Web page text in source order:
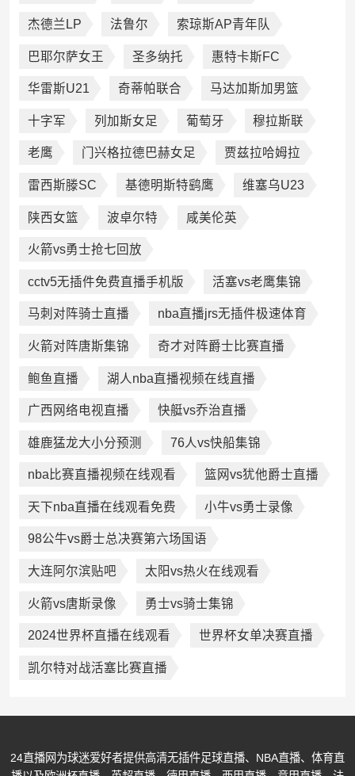
杰德兰LP 法鲁尔 索琼斯AP青年队
巴耶尔萨女王 圣多纳托 惠特卡斯FC
华雷斯U21 奇蒂帕联合 马达加斯加男篮
十字军 列加斯女足 葡萄牙 穆拉斯联
老鹰 门兴格拉德巴赫女足 贾兹拉哈姆拉
雷西斯滕SC 基德明斯特鹞鹰 维塞乌U23
陕西女篮 波卓尔特 咸美伦英
火箭vs勇士抢七回放
cctv5无插件免费直播手机版 活塞vs老鹰集锦
马刺对阵骑士直播 nba直播jrs无插件极速体育
火箭对阵唐斯集锦 奇才对阵爵士比赛直播
鲍鱼直播 湖人nba直播视频在线直播
广西网络电视直播 快艇vs乔治直播
雄鹿猛龙大小分预测 76人vs快船集锦
nba比赛直播视频在线观看 篮网vs犹他爵士直播
天下nba直播在线观看免费 小牛vs勇士录像
98公牛vs爵士总决赛第六场国语
大连阿尔滨贴吧 太阳vs热火在线观看
火箭vs唐斯录像 勇士vs骑士集锦
2024世界杯直播在线观看 世界杯女单决赛直播
凯尔特对战活塞比赛直播
24直播网为球迷爱好者提供高清无插件足球直播、NBA直播、体育直